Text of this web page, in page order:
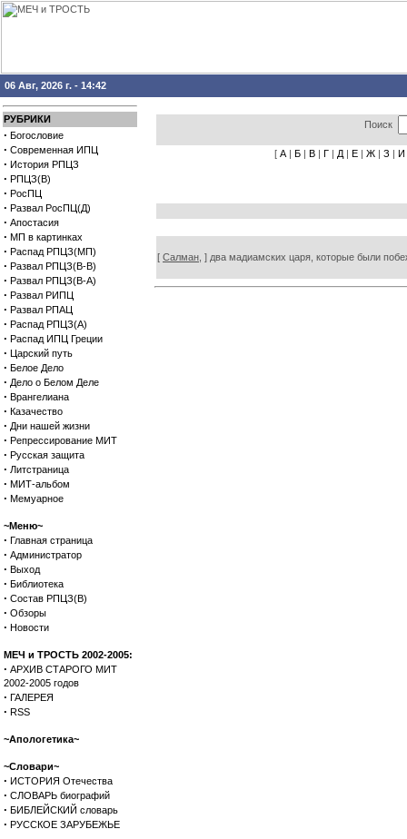
06 Авг, 2026 г. - 14:42
РУБРИКИ
· Богословие
· Современная ИПЦ
· История РПЦЗ
· РПЦЗ(В)
· РосПЦ
· Развал РосПЦ(Д)
· Апостасия
· МП в картинках
· Распад РПЦЗ(МП)
· Развал РПЦЗ(В-В)
· Развал РПЦЗ(В-А)
· Развал РИПЦ
· Развал РПАЦ
· Распад РПЦЗ(А)
· Распад ИПЦ Греции
· Царский путь
· Белое Дело
· Дело о Белом Деле
· Врангелиана
· Казачество
· Дни нашей жизни
· Репрессирование МИТ
· Русская защита
· Литстраница
· МИТ-альбом
· Мемуарное
~Меню~
· Главная страница
· Администратор
· Выход
· Библиотека
· Состав РПЦЗ(В)
· Обзоры
· Новости
МЕЧ и ТРОСТЬ 2002-2005:
· АРХИВ СТАРОГО МИТ
2002-2005 годов
· ГАЛЕРЕЯ
· RSS
~Апологетика~
~Словари~
· ИСТОРИЯ Отечества
· СЛОВАРЬ биографий
· БИБЛЕЙСКИЙ словарь
· РУССКОЕ ЗАРУБЕЖЬЕ
Поиск
[ А | Б | В | Г | Д | Е | Ж | З | И
[ Салман, ] два мадиамских царя, которые были